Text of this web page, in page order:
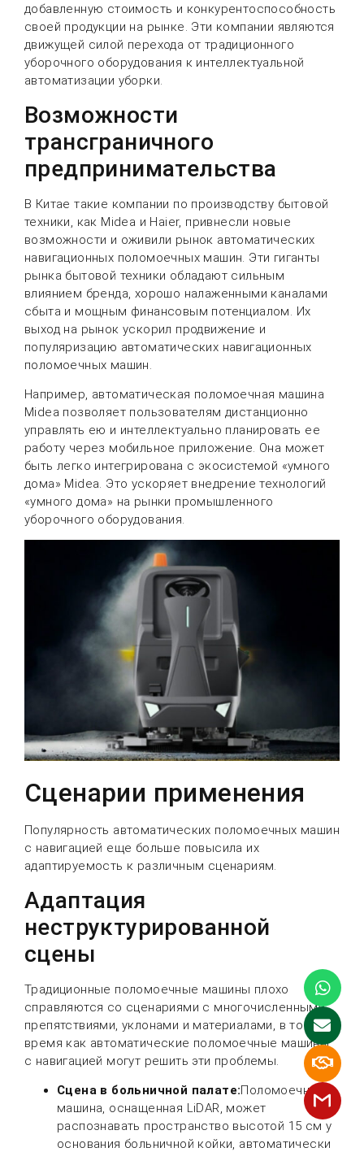
добавленную стоимость и конкурентоспособность
своей продукции на рынке. Эти компании являются
движущей силой перехода от традиционного
уборочного оборудования к интеллектуальной
автоматизации уборки.
Возможности
трансграничного
предпринимательства
В Китае такие компании по производству бытовой
техники, как Midea и Haier, привнесли новые
возможности и оживили рынок автоматических
навигационных поломоечных машин. Эти гиганты
рынка бытовой техники обладают сильным
влиянием бренда, хорошо налаженными каналами
сбыта и мощным финансовым потенциалом. Их
выход на рынок ускорил продвижение и
популяризацию автоматических навигационных
поломоечных машин.
Например, автоматическая поломоечная машина
Midea позволяет пользователям дистанционно
управлять ею и интеллектуально планировать ее
работу через мобильное приложение. Она может
быть легко интегрирована с экосистемой «умного
дома» Midea. Это ускоряет внедрение технологий
«умного дома» на рынки промышленного
уборочного оборудования.
Сценарии применения
Популярность автоматических поломоечных машин
с навигацией еще больше повысила их
адаптируемость к различным сценариям.
Адаптация
неструктурированной
сцены
Традиционные поломоечные машины плохо
справляются со сценариями с многочисленными
препятствиями, уклонами и материалами, в то
время как автоматические поломоечные машины
с навигацией могут решить эти проблемы.
Сцена в больничной палате:Поломоечная
машина, оснащенная LiDAR, может
распознавать пространство высотой 15 см у
основания больничной койки, автоматически